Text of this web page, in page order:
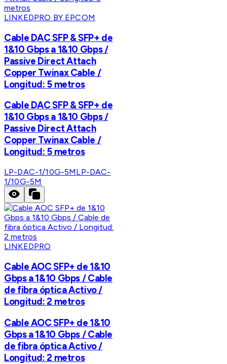
LINKEDPRO BY EPCOM
Cable DAC SFP & SFP+ de
1&10 Gbps a 1&10 Gbps /
Passive Direct Attach
Copper Twinax Cable /
Longitud: 5 metros
Cable DAC SFP & SFP+ de
1&10 Gbps a 1&10 Gbps /
Passive Direct Attach
Copper Twinax Cable /
Longitud: 5 metros
LP-DAC-1/10G-5MLP-DAC-
1/10G-5M
LINKEDPRO
Cable AOC SFP+ de 1&10
Gbps a 1&10 Gbps / Cable
de fibra óptica Activo /
Longitud: 2 metros
Cable AOC SFP+ de 1&10
Gbps a 1&10 Gbps / Cable
de fibra óptica Activo /
Longitud: 2 metros